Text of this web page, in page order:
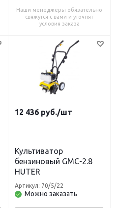
Наши менеджеры обязательно
свяжутся с вами и уточнят
условия заказа
12 436 руб./шт
Культиватор
бензиновый GMC-2.8
HUTER
Можно заказать
Артикул: 70/5/22